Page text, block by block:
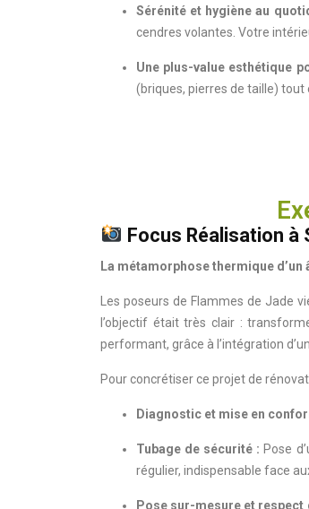
Sérénité et hygiène au
cendres volantes. Votre
Une plus-value esthétique
(briques, pierres de taille)
Focus Réalisation à
La métamorphose thermique
Les poseurs de Flammes de Jade
l’objectif était très clair :
performant, grâce à l’intégration
Pour concrétiser ce projet de
Diagnostic et mise en
Tubage de sécurité : Pose
régulier, indispensable face
Pose sur-mesure et respect